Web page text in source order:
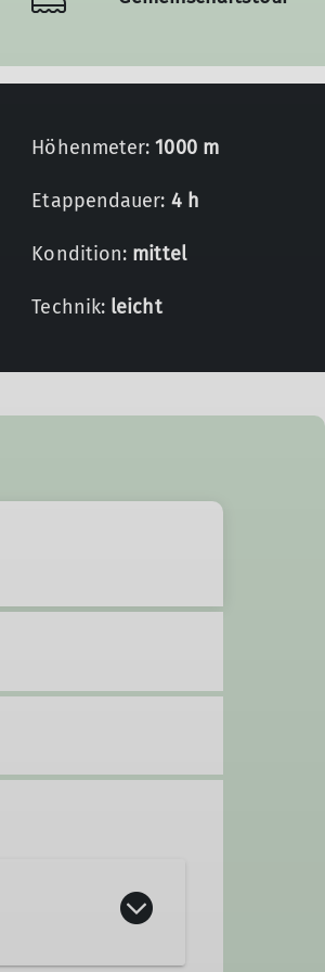
Höhenmeter:1000 m
Etappendauer: 4 h
Kondition: mittel
Technik: leicht